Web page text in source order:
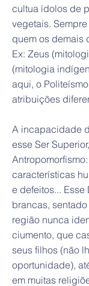
cultua ídolos de
vegetais.
quem os demais
Ex: Zeus
(mitologia
aqui, o
atribuições
A incapacidade
esse Ser
características
e defeitos...
brancas,
região nunca
ciumento, que
seus filhos (não
oportunidade),
em muitas